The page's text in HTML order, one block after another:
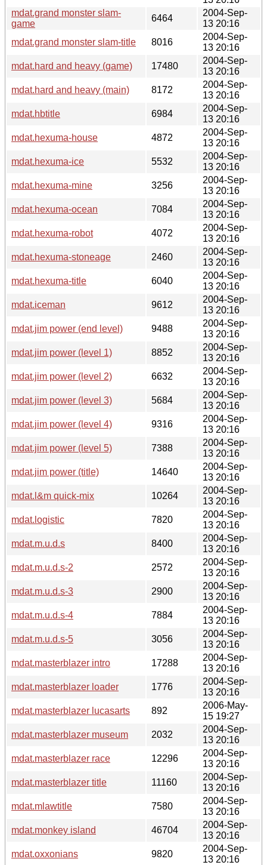
mdat.grand monster slam-
game
6464
2004-Sep-
13 20:16
mdat.grand monster slam-title
8016
2004-Sep-
13 20:16
mdat.hard and heavy (game)
17480
2004-Sep-
13 20:16
mdat.hard and heavy (main)
8172
2004-Sep-
13 20:16
mdat.hbtitle
6984
2004-Sep-
13 20:16
mdat.hexuma-house
4872
2004-Sep-
13 20:16
mdat.hexuma-ice
5532
2004-Sep-
13 20:16
mdat.hexuma-mine
3256
2004-Sep-
13 20:16
mdat.hexuma-ocean
7084
2004-Sep-
13 20:16
mdat.hexuma-robot
4072
2004-Sep-
13 20:16
mdat.hexuma-stoneage
2460
2004-Sep-
13 20:16
mdat.hexuma-title
6040
2004-Sep-
13 20:16
mdat.iceman
9612
2004-Sep-
13 20:16
mdat.jim power (end level)
9488
2004-Sep-
13 20:16
mdat.jim power (level 1)
8852
2004-Sep-
13 20:16
mdat.jim power (level 2)
6632
2004-Sep-
13 20:16
mdat.jim power (level 3)
5684
2004-Sep-
13 20:16
mdat.jim power (level 4)
9316
2004-Sep-
13 20:16
mdat.jim power (level 5)
7388
2004-Sep-
13 20:16
mdat.jim power (title)
14640
2004-Sep-
13 20:16
mdat.l&m quick-mix
10264
2004-Sep-
13 20:16
mdat.logistic
7820
2004-Sep-
13 20:16
mdat.m.u.d.s
8400
2004-Sep-
13 20:16
mdat.m.u.d.s-2
2572
2004-Sep-
13 20:16
mdat.m.u.d.s-3
2900
2004-Sep-
13 20:16
mdat.m.u.d.s-4
7884
2004-Sep-
13 20:16
mdat.m.u.d.s-5
3056
2004-Sep-
13 20:16
mdat.masterblazer intro
17288
2004-Sep-
13 20:16
mdat.masterblazer loader
1776
2004-Sep-
13 20:16
mdat.masterblazer lucasarts
892
2006-May-
15 19:27
mdat.masterblazer museum
2032
2004-Sep-
13 20:16
mdat.masterblazer race
12296
2004-Sep-
13 20:16
mdat.masterblazer title
11160
2004-Sep-
13 20:16
mdat.mlawtitle
7580
2004-Sep-
13 20:16
mdat.monkey island
46704
2004-Sep-
13 20:16
mdat.oxxonians
9820
2004-Sep-
13 20:16